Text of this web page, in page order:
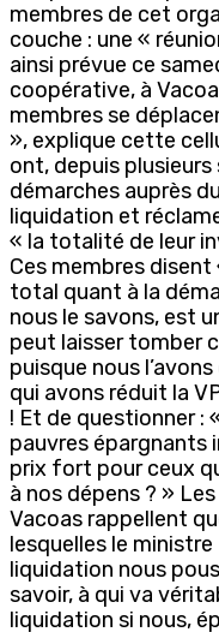
membres de cet
couche : une «
ainsi prévue ce
coopérative, à
membres se
», explique cette
ont, depuis plusieurs
démarches auprès
liquidation et
« la totalité de leur
Ces membres
total quant à la
nous le savons, est
peut laisser tomber
puisque nous
qui avons réduit la
! Et de questionner :
pauvres épargnants
prix fort pour ceux
à nos dépens ? »
Vacoas rappellent
lesquelles le
liquidation nous
savoir, à qui va
liquidation si nous,